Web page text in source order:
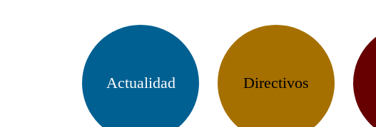
Actualidad Directivos